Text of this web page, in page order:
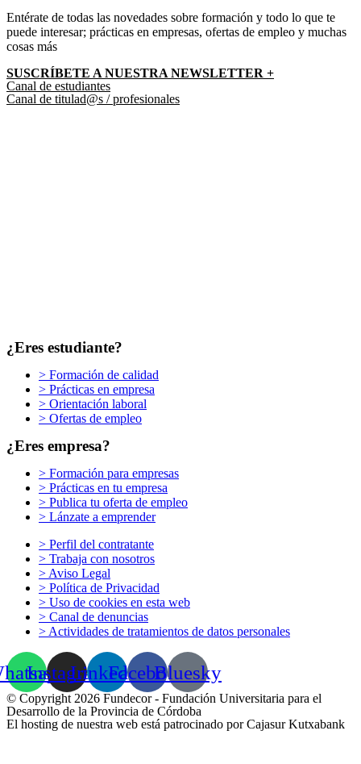
Entérate de todas las novedades sobre formación y todo lo que te
puede interesar; prácticas en empresas, ofertas de empleo y muchas
cosas más
SUSCRÍBETE A NUESTRA NEWSLETTER +​
Canal de estudiantes
Canal de titulad@s / profesionales
¿Eres estudiante?
> Formación de calidad
> Prácticas en empresa
> Orientación laboral
> Ofertas de empleo
¿Eres empresa?
> Formación para empresas
> Prácticas en tu empresa
> Publica tu oferta de empleo
> Lánzate a emprender
> Perfil del contratante
> Trabaja con nosotros
> Aviso Legal
> Política de Privacidad
> Uso de cookies en esta web
> Canal de denuncias
> Actividades de tratamientos de datos personales
InstagramLinkedinFacebookBluesky
© Copyright 2026 Fundecor - Fundación Universitaria para el
Desarrollo de la Provincia de Córdoba
El hosting de nuestra web está patrocinado por Cajasur Kutxabank